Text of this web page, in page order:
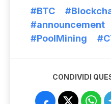
#BTC
#announcement
#PoolMining
CONDIVIDI